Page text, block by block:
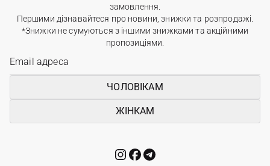
замовлення.
Першими дізнавайтеся про новини, знижки та розпродажі.
*Знижки не сумуються з іншими знижками та акційними
пропозиціями.
ЧОЛОВІКАМ
ЖІНКАМ